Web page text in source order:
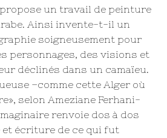
un travail de peinture
Ainsi invente-t-il un
soigneusement pour
personnages, des visions et
déclinés dans un camaïeu.
–comme cette Alger où
selon Ameziane Ferhani-
renvoie dos à dos
écriture de ce qui fut